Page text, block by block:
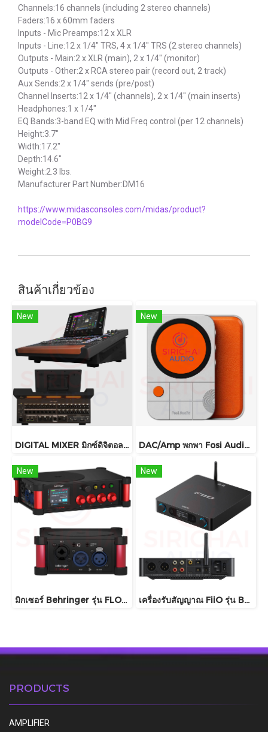
Channels:16 channels (including 2 stereo channels)
Faders:16 x 60mm faders
Inputs - Mic Preamps:12 x XLR
Inputs - Line:12 x 1/4" TRS, 4 x 1/4" TRS (2 stereo channels)
Outputs - Main:2 x XLR (main), 2 x 1/4" (monitor)
Outputs - Other:2 x RCA stereo pair (record out, 2 track)
Aux Sends:2 x 1/4" sends (pre/post)
Channel Inserts:12 x 1/4" (channels), 2 x 1/4" (main inserts)
Headphones:1 x 1/4"
EQ Bands:3-band EQ with Mid Freq control (per 12 channels)
Height:3.7"
Width:17.2"
Depth:14.6"
Weight:2.3 lbs.
Manufacturer Part Number:DM16
https://www.midasconsoles.com/midas/product?
modelCode=P0BG9
สินค้าเกี่ยวข้อง
New
DIGITAL MIXER มิกซ์ดิจิตอล Behringer รุ่น WING COMPACT
New
DAC/Amp พกพา Fosi Audio รุ่น MD3 ชิปDAC เรือธง ESS ES9039Q2M
New
มิกเซอร์ Behringer รุ่น FLOW 4V
New
เครื่องรับสัญญาณ FiiO รุ่น BR15 R2R
PRODUCTS
AMPLIFIER